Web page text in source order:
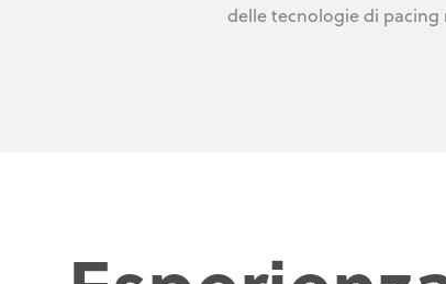
delle tecnologie di pacing